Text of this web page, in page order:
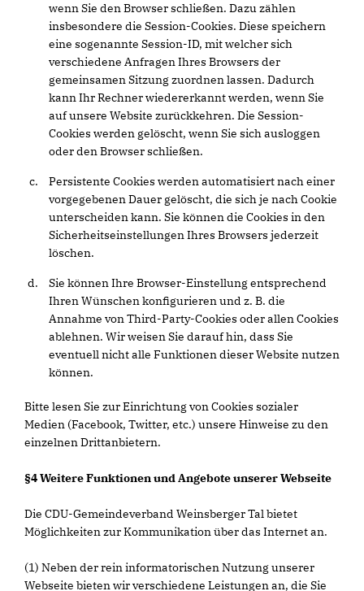
wenn Sie den Browser schließen. Dazu zählen
insbesondere die Session-Cookies. Diese speichern
eine sogenannte Session-ID, mit welcher sich
verschiedene Anfragen Ihres Browsers der
gemeinsamen Sitzung zuordnen lassen. Dadurch
kann Ihr Rechner wiedererkannt werden, wenn Sie
auf unsere Website zurückkehren. Die Session-
Cookies werden gelöscht, wenn Sie sich ausloggen
oder den Browser schließen.
Persistente Cookies werden automatisiert nach einer
vorgegebenen Dauer gelöscht, die sich je nach Cookie
unterscheiden kann. Sie können die Cookies in den
Sicherheitseinstellungen Ihres Browsers jederzeit
löschen.
Sie können Ihre Browser-Einstellung entsprechend
Ihren Wünschen konfigurieren und z. B. die
Annahme von Third-Party-Cookies oder allen Cookies
ablehnen. Wir weisen Sie darauf hin, dass Sie
eventuell nicht alle Funktionen dieser Website nutzen
können.
Bitte lesen Sie zur Einrichtung von Cookies sozialer
Medien (Facebook, Twitter, etc.) unsere Hinweise zu den
einzelnen Drittanbietern.
§4 Weitere Funktionen und Angebote unserer Webseite
Die CDU-Gemeindeverband Weinsberger Tal bietet
Möglichkeiten zur Kommunikation über das Internet an.
(1) Neben der rein informatorischen Nutzung unserer
Webseite bieten wir verschiedene Leistungen an, die Sie